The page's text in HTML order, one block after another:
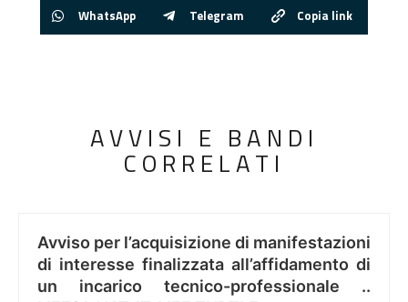
WhatsApp Telegram Copia link
AVVISI E BANDI
CORRELATI
Avviso per l’acquisizione di manifestazioni
di interesse finalizzata all’affidamento di
un incarico tecnico-professionale ..